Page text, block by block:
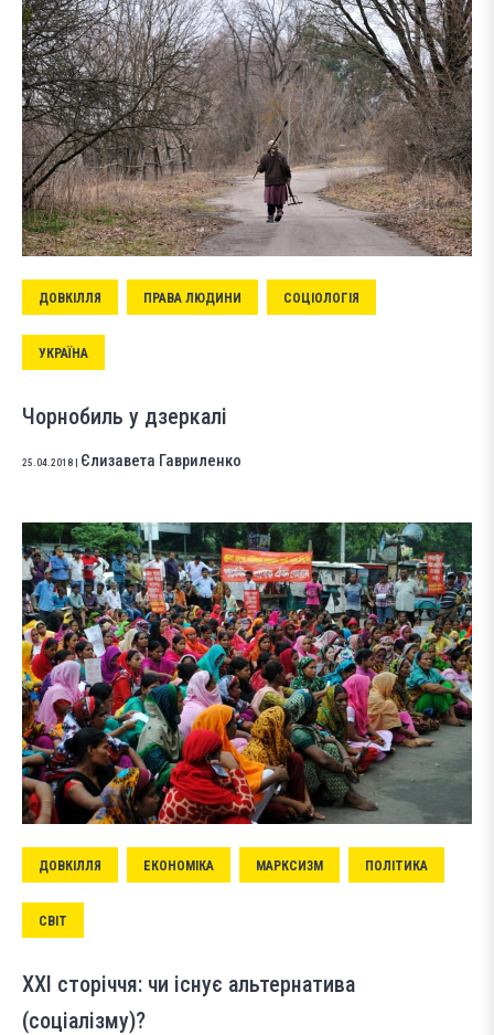
ДОВКІЛЛЯ ПРАВА ЛЮДИНИ СОЦІОЛОГІЯ
УКРАЇНА
Чорнобиль у дзеркалі
25.04.2018 Єлизавета Гавриленко
ДОВКІЛЛЯ ЕКОНОМІКА МАРКСИЗМ ПОЛІТИКА
СВІТ
ХХІ сторіччя: чи існує альтернатива
(соціалізму)?